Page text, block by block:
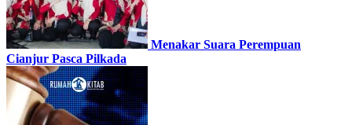
Menakar Suara Perempuan
Cianjur Pasca Pilkada